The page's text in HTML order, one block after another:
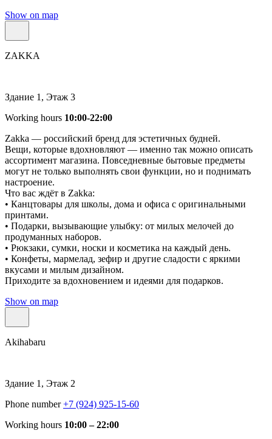
Show on map
ZAKKA
Здание 1, Этаж 3
Working hours 10:00-22:00
Zakka — российский бренд для эстетичных будней.
Вещи, которые вдохновляют — именно так можно описать
ассортимент магазина. Повседневные бытовые предметы
могут не только выполнять свои функции, но и поднимать
настроение.
Что вас ждёт в Zakka:
• Канцтовары для школы, дома и офиса с оригинальными
принтами.
• Подарки, вызывающие улыбку: от милых мелочей до
продуманных наборов.
• Рюкзаки, сумки, носки и косметика на каждый день.
• Конфеты, мармелад, зефир и другие сладости с яркими
вкусами и милым дизайном.
Приходите за вдохновением и идеями для подарков.
Show on map
Akihabaru
Здание 1, Этаж 2
Phone number+7 (924) 925-15-60
Working hours 10:00 – 22:00